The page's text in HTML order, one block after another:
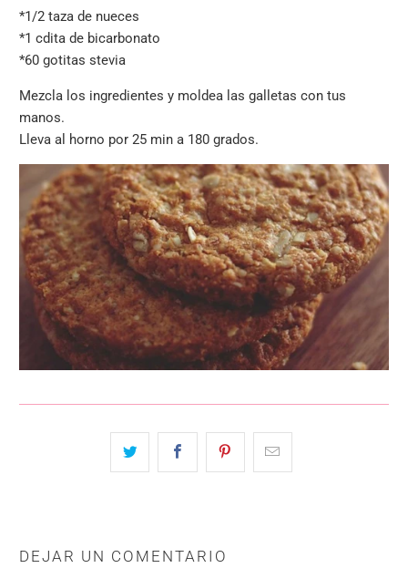
*1/2 taza de nueces
*1 cdita de bicarbonato
*60 gotitas stevia
Mezcla los ingredientes y moldea las galletas con tus
manos.
Lleva al horno por 25 min a 180 grados.
DEJAR UN COMENTARIO